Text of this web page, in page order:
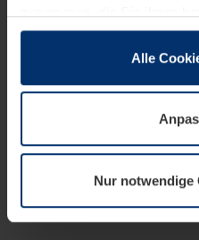
sie im Rahmen Ihrer
wenn diese für den Betrieb
notwendig sind. Für alle
wir Ihre Erlaubnis. Ihre
Datenschutzerklärung
widerrufen.
Alle
Nur notwendige